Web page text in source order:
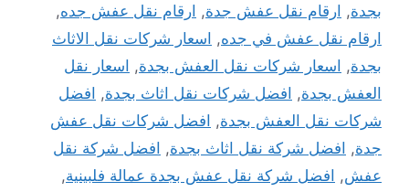
بجدة, ارقام نقل عفش جدة, ارقام نقل عفش جده,
ارقام نقل عفش في جده, اسعار شركات نقل الاثاث
بجدة, اسعار شركات نقل العفش بجدة, اسعار نقل
العفش بجدة, افضل شركات نقل اثاث بجدة, افضل
شركات نقل العفش بجدة, افضل شركات نقل عفش
جدة, افضل شركة نقل اثاث بجدة, افضل شركة نقل
عفش, افضل شركة نقل عفش بجدة عمالة فلبينية,